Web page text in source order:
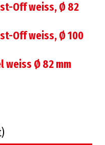
Off weiss, Ø 82
Off weiss, Ø 100
weiss Ø 82 mm